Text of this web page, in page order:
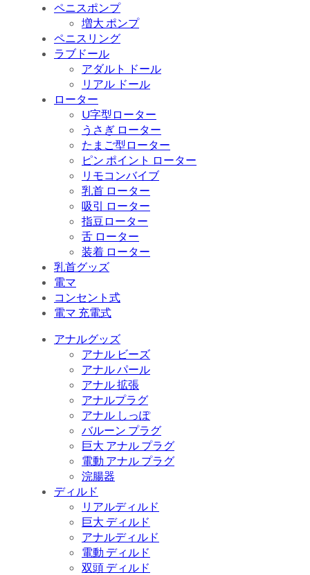
ペニスポンプ
増大 ポンプ
ペニスリング
ラブドール
アダルト ドール
リアル ドール
ローター
U字型ローター
うさぎ ローター
たまご型ローター
ピン ポイント ローター
リモコンバイブ
乳首 ローター
吸引 ローター
指豆ローター
舌 ローター
装着 ローター
乳首グッズ
電マ
コンセント式
電マ 充電式
アナルグッズ
アナル ビーズ
アナル パール
アナル 拡張
アナルプラグ
アナル しっぽ
バルーン プラグ
巨大 アナル プラグ
電動 アナル プラグ
浣腸器
ディルド
リアルディルド
巨大 ディルド
アナルディルド
電動 ディルド
双頭 ディルド